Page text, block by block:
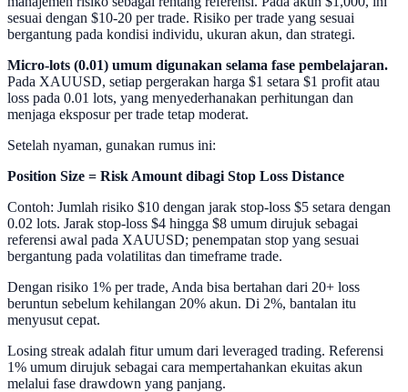
sesuai dengan $10-20 per trade. Risiko per trade yang sesuai
bergantung pada kondisi individu, ukuran akun, dan strategi.
Micro-lots (0.01) umum digunakan selama fase pembelajaran.
Pada XAUUSD, setiap pergerakan harga $1 setara $1 profit atau
loss pada 0.01 lots, yang menyederhanakan perhitungan dan
menjaga eksposur per trade tetap moderat.
Setelah nyaman, gunakan rumus ini:
Position Size = Risk Amount dibagi Stop Loss Distance
Contoh: Jumlah risiko $10 dengan jarak stop-loss $5 setara dengan
0.02 lots. Jarak stop-loss $4 hingga $8 umum dirujuk sebagai
referensi awal pada XAUUSD; penempatan stop yang sesuai
bergantung pada volatilitas dan timeframe trade.
Dengan risiko 1% per trade, Anda bisa bertahan dari 20+ loss
beruntun sebelum kehilangan 20% akun. Di 2%, bantalan itu
menyusut cepat.
Losing streak adalah fitur umum dari leveraged trading. Referensi
1% umum dirujuk sebagai cara mempertahankan ekuitas akun
melalui fase drawdown yang panjang.